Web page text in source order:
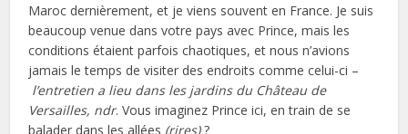
Maroc dernièrement, et je viens souvent en France. Je suis
beaucoup venue dans votre pays avec Prince, mais les
conditions étaient parfois chaotiques, et nous n’avions
jamais le temps de visiter des endroits comme celui-ci –
l’entretien a lieu dans les jardins du Château de
Versailles, ndr. Vous imaginez Prince ici, en train de se
balader dans les allées (rires)?